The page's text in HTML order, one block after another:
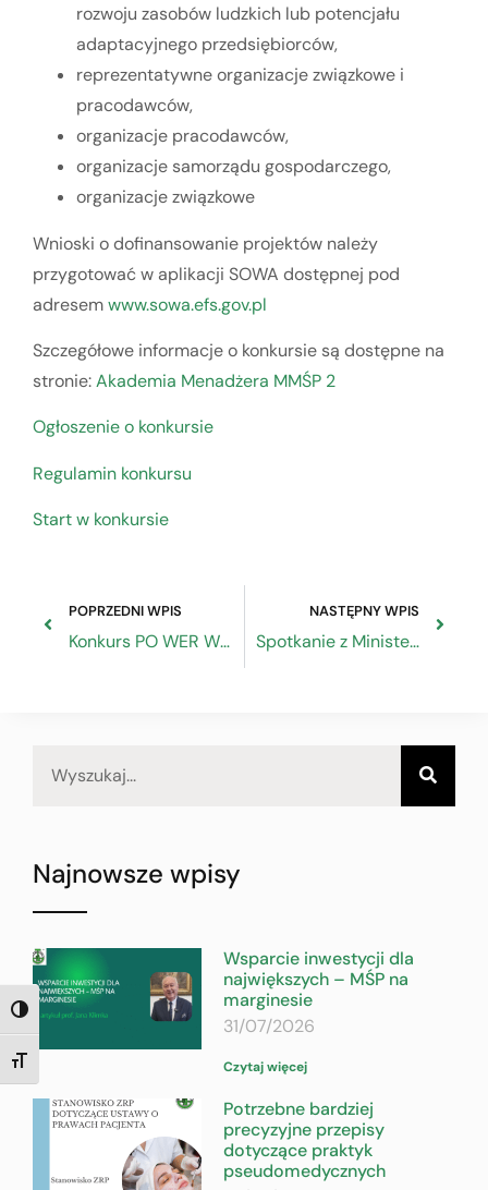
TOGGLE HIGH CONTRAST
TOGGLE FONT SIZE
rozwoju zasobów ludzkich lub potencjału
adaptacyjnego przedsiębiorców,
reprezentatywne organizacje związkowe i
pracodawców,
organizacje pracodawców,
organizacje samorządu gospodarczego,
organizacje związkowe
Wnioski o dofinansowanie projektów należy
przygotować w aplikacji SOWA dostępnej pod
adresemwww.sowa.efs.gov.pl
Szczegółowe informacje o konkursie są dostępne na
stronie:Akademia Menadżera MMŚP 2
Ogłoszenie o konkursie
Regulamin konkursu
Start w konkursie
POPRZEDNI WPIS
Konkurs PO WER Wzmocnienie potencjału instytucjonalnego i eksperckiego organizacji pozarządowych i partnerów społecznych do prowadzenia monitoringu w zakresie tworzenia i stosowania przepisów prawa
NASTĘPNY WPIS
Spotkanie z Minister Olgą Semeniuk
Najnowsze wpisy
Wsparcie inwestycji dla
największych – MŚP na
marginesie
31/07/2026
Czytaj więcej
Potrzebne bardziej
precyzyjne przepisy
dotyczące praktyk
pseudomedycznych